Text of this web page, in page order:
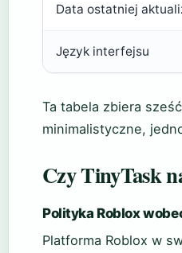
Data ostatniej
Język interfejsu
Ta tabela zbiera
minimalistyczne,
Czy TinyTask
Polityka Roblox
Platforma Roblox w